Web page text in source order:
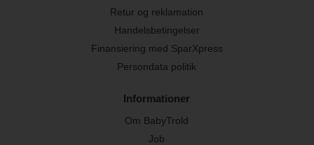
Retur og reklamation
Handelsbetingelser
Finansiering med SparXpress
Persondata politik
Informationer
Om BabyTrold
Job